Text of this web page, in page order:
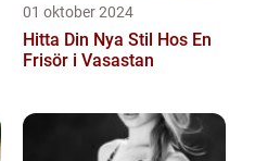
01 oktober 2024
Hitta Din Nya Stil Hos En
Frisör i Vasastan